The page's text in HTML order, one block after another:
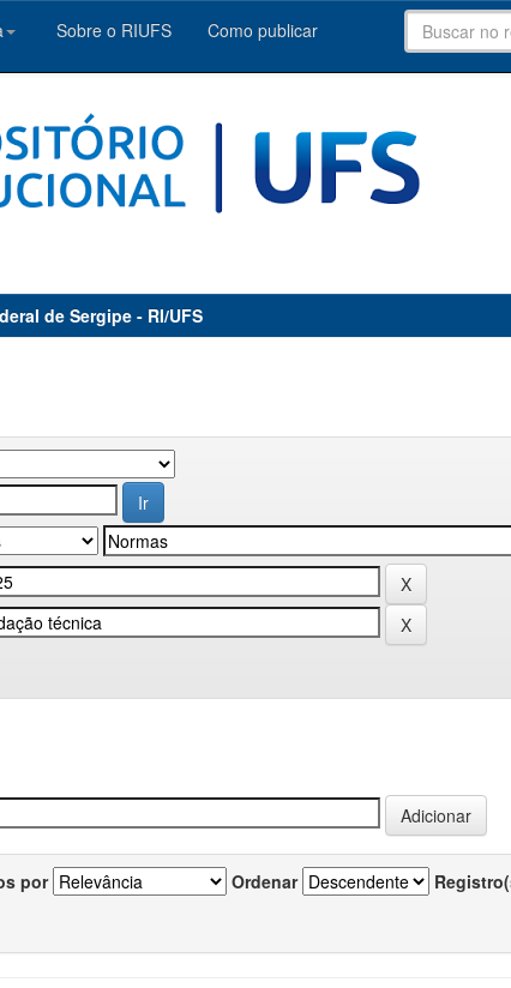
Sobre o RIUFS Como publicar
de Sergipe - RI/UFS
por Ordenar